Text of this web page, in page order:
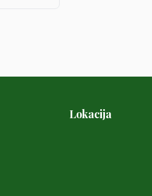
Lokacija